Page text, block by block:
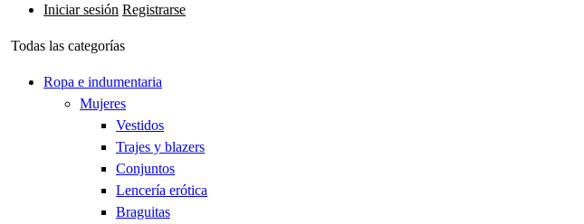
Iniciar sesión Registrarse
Todas las categorías
Ropa e indumentaria
Mujeres
Vestidos
Trajes y blazers
Conjuntos
Lencería erótica
Braguitas